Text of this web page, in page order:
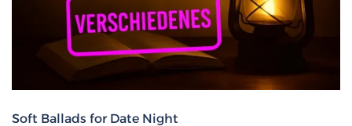
Soft Ballads for Date Night